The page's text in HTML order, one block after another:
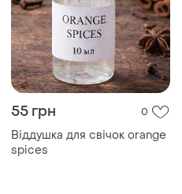
55 грн 0
Віддушка для свічок orange
spices